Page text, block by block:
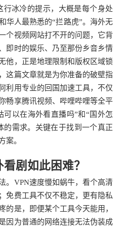
冰冷的提示，大概是每个身处
华人最熟悉的“拦路虎”。海外无
个视频网站打不开的问题，它背
即时的娱乐、乃至那份乡音乡情
他，正是地理限制和版权区域锁
这篇文章就是为你准备的破壁指
利用专业的回国加速工具，不仅
畅享腾讯视频、哔哩哔哩等全平
可以在海外看直播吗”和“国外怎
的需求。关键在于找到一个真正
案。
剧如此困难？
。VPN速度慢如蜗牛，看个高清
免费工具不仅不稳定，更有隐私
的是，即便某个工具今天能用，
因为普通的网络连接无法伪装成